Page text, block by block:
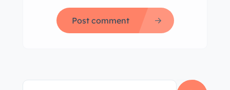
Post comment